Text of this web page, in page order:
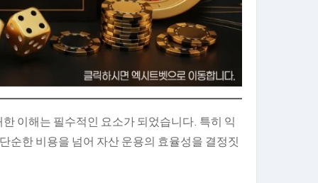
이해는 필수적인 요소가 되었습니다. 특히 익
순한 비용을 넘어 자산 운용의 효율성을 결정짓